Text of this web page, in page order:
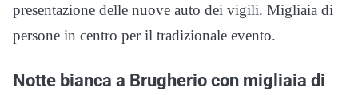
presentazione delle nuove auto dei vigili. Migliaia di
persone in centro per il tradizionale evento.
Notte bianca a Brugherio con migliaia di